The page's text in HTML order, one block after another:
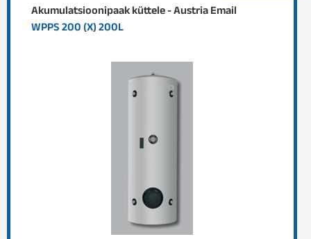
Akumulatsioonipaak küttele - Austria Email
WPPS 200 (X) 200L